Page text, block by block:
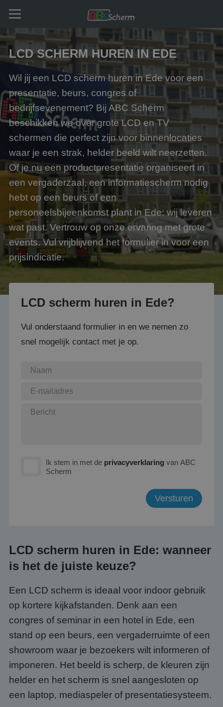
LCD SCHERM HUREN IN EDE
Wil jij een LCD scherm huren in Ede voor een
presentatie, beurs, congres of
bedrijfsevenement? Bij ABC Scherm
beschikken we over grote LCD en TV
schermen die perfect zijn voor binnenlocaties
waar je een strak, helder beeld wilt neerzetten.
Of je nu een productpresentatie organiseert in
een vergaderzaal, een informatiescherm nodig
hebt op een beurs of een
personeelsbijeenkomst plant in Ede: wij leveren
wat past. Vertrouw op onze ervaring met grote
events. Vul vrijblijvend het formulier in voor een
prijsindicatie.
LCD scherm huren in Ede?
Vul onderstaand formulier in en we nemen zo
snel mogelijk contact met je op.
Ik stem in met de privacyverklaring van ABC
Scherm
LCD scherm huren in Ede: wanneer
is het de juiste keuze?
Een LCD scherm is ideaal voor indoor gebruik
op kortere kijkafstanden. Denk aan een
congres of seminar in een hotel in Ede, een
stand op een beurs, een vergaderruimte of een
showroom waar je bezoekers wilt informeren of
imponeren. Het beeld is scherp, de kleuren zijn
helder en het scherm is snel aangesloten op
een laptop, mediaspeler of presentatiesysteem.